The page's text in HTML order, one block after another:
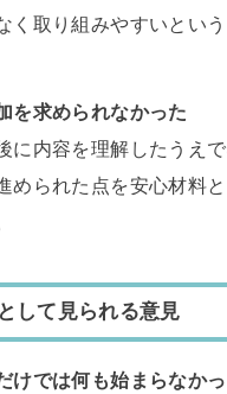
く取り組みやすいとい
を求められなかった
に内容を理解したうえ
められた点を安心材料
して見られる意見
けでは何も始まらなか